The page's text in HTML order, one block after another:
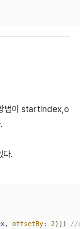
법이 startIndex,o
다.
offsetBy: 2)])